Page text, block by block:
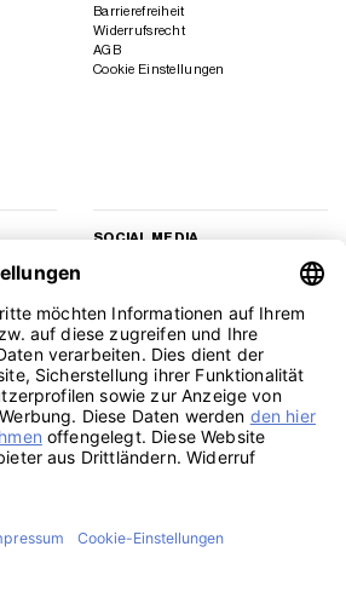
Barrierefreiheit
Widerrufsrecht
AGB
Cookie Einstellungen
SOCIAL MEDIA
TikTok
YouTube
Pinterest
LinkedIn
MasterCardKlarna Sepa